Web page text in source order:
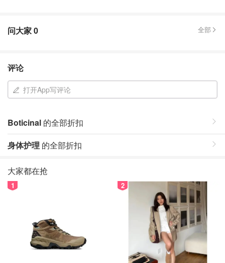
问大家0 全部
评论
打开App写评论
Boticinal 的全部折扣
身体护理 的全部折扣
大家都在抢
1 2